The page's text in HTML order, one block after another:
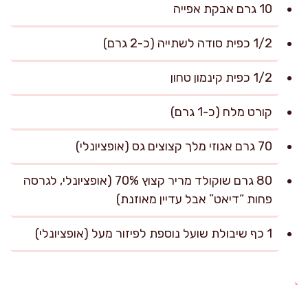
10 גרם אבקת אפייה
1/2 כפית סודה לשתייה (כ-2 גרם)
1/2 כפית קינמון טחון
קורט מלח (כ-1 גרם)
70 גרם אגוזי מלך קצוצים גס (אופציונלי)
80 גרם שוקולד מריר קצוץ 70% (אופציונלי, לגרסה
פחות “דיאט” אבל עדיין מאוזנת)
1 כף שיבולת שועל נוספת לפיזור מעל (אופציונלי)